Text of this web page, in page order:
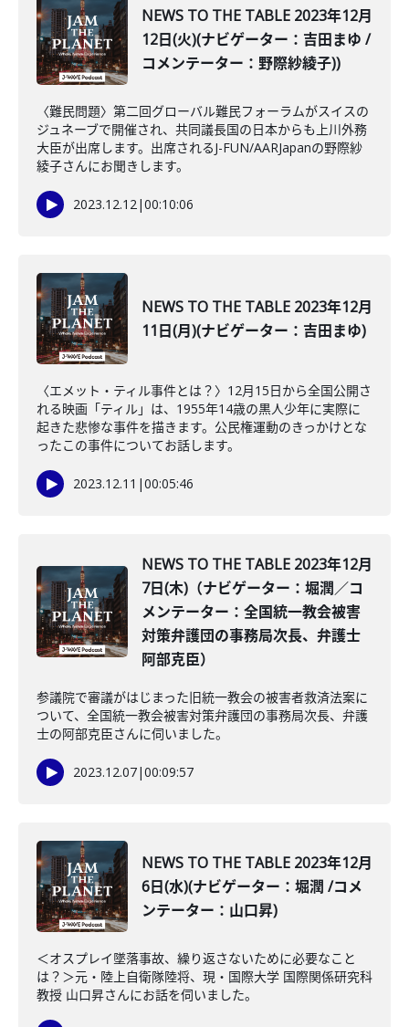
NEWS TO THE TABLE 2023年12月
12日(火)(ナビゲーター：吉田まゆ /
コメンテーター：野際紗綾子))
〈難民問題〉第二回グローバル難民フォーラムがスイスの
ジュネーブで開催され、共同議長国の日本からも上川外務
大臣が出席します。出席されるJ-FUN/AARJapanの野際紗
綾子さんにお聞きします。
2023.12.12|00:10:06
NEWS TO THE TABLE 2023年12月
11日(月)(ナビゲーター：吉田まゆ)
〈エメット・ティル事件とは？〉12月15日から全国公開さ
れる映画「ティル」は、1955年14歳の黒人少年に実際に
起きた悲惨な事件を描きます。公民権運動のきっかけとな
ったこの事件についてお話します。
2023.12.11 |00:05:46
NEWS TO THE TABLE 2023年12月
7日(木)（ナビゲーター：堀潤／コ
メンテーター：全国統一教会被害
対策弁護団の事務局次長、弁護士
阿部克臣）
参議院で審議がはじまった旧統一教会の被害者救済法案に
ついて、全国統一教会被害対策弁護団の事務局次長、弁護
士の阿部克臣さんに伺いました。
2023.12.07|00:09:57
NEWS TO THE TABLE 2023年12月
6日(水)(ナビゲーター：堀潤 /コメ
ンテーター：山口昇)
＜オスプレイ墜落事故、繰り返さないために必要なこと
は？＞元・陸上自衛隊陸将、現・国際大学 国際関係研究科
教授 山口昇さんにお話を伺いました。